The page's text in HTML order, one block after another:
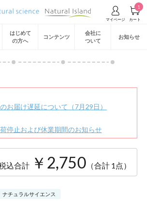
1
はじめて
の方へ
コンテンツ
会社に
ついて
お知らせ
お届け遅延について（7月29日）
停止および休業期間のお知らせ
込合計 ￥2,750 （合計 1点）
ナチュラルサイエンス